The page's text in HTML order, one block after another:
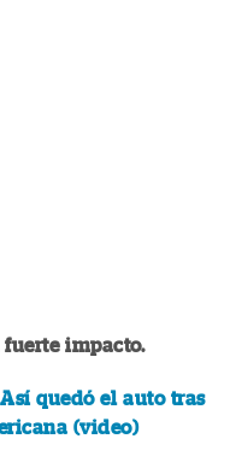
fuerte impacto.
Así quedó el auto tras
(video)